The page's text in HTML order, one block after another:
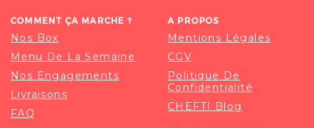
COMMENT ÇA MARCHE ?
Nos Box
Menu De La Semaine
Nos Engagements
Livraisons
FAQ
A PROPOS
Mentions Légales
CGV
Politique De
Confidentialité
CHEFTI Blog